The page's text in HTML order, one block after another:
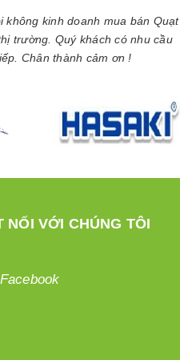
không kinh doanh mua bán Quạt
trường. Quý khách có nhu cầu
Chân thành cảm ơn !
NỐI VỚI CHÚNG TÔI
Facebook